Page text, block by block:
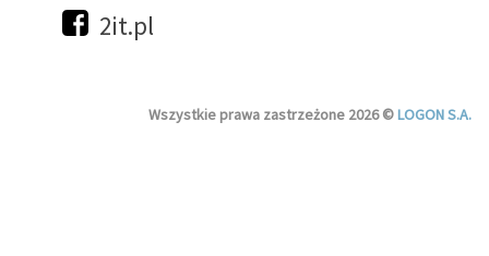
2it.pl
Wszystkie prawa zastrzeżone 2026 ©LOGON S.A.